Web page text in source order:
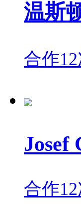
温斯
合作12
Josef
合作12